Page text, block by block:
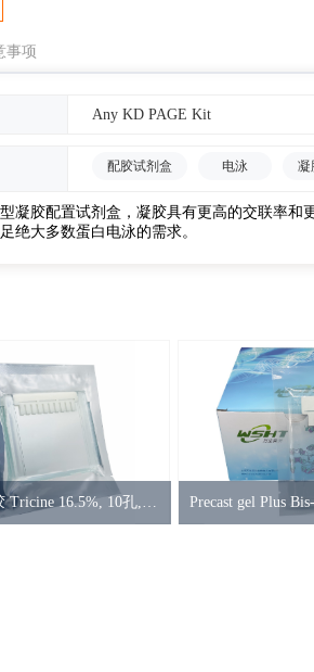
事项
Any KD PAGE Kit
配胶试剂盒 电泳 凝
凝胶配置试剂盒，凝胶具有更高的交联率和
绝大多数蛋白电泳的需求。
GLASS gel 预制胶 Tricine 16.5%, 10孔, 1.5mm Precast gel Plus